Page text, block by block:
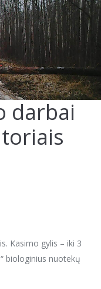
darbai
Kasimo gylis – iki 3
biologinius nuotekų